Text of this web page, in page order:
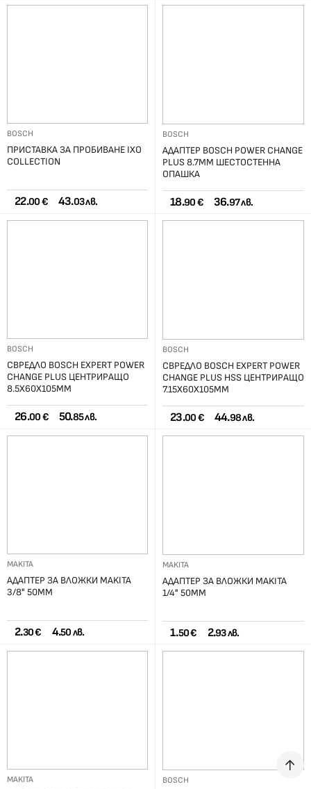
BOSCH
ПРИСТАВКА ЗА ПРОБИВАНЕ IXO
COLLECTION
22.00 € 43.03 лв.
BOSCH
АДАПТЕР BOSCH POWER CHANGE
PLUS 8.7ММ ШЕСТОСТЕННА
ОПАШКА
18.90 € 36.97 лв.
BOSCH
СВРЕДЛО BOSCH EXPERT POWER
CHANGE PLUS ЦЕНТРИРАЩО
8.5X60Х105ММ
26.00 € 50.85 лв.
BOSCH
СВРЕДЛО BOSCH EXPERT POWER
CHANGE PLUS HSS ЦЕНТРИРАЩО
7.15X60Х105ММ
23.00 € 44.98 лв.
MAKITA
АДАПТЕР ЗА ВЛОЖКИ MAKITA
3/8" 50ММ
2.30 € 4.50 лв.
MAKITA
АДАПТЕР ЗА ВЛОЖКИ MAKITA
1/4" 50ММ
1.50 € 2.93 лв.
MAKITA BOSCH